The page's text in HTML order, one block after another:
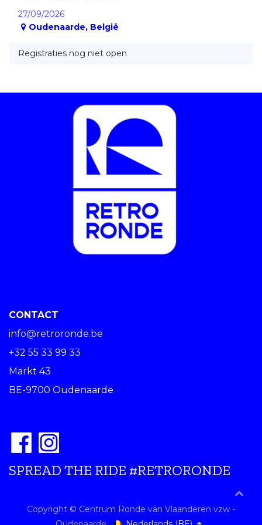
27/09/2026
Oudenaarde, België
Registraties nog niet open
CONTACT
info@retroronde.be
+32 55 33 99 33
Markt 43
BE-9700 Oudenaarde
SPREAD THE RIDE #RETRORONDE
Copyright © Centrum Ronde van Vlaanderen vzw -